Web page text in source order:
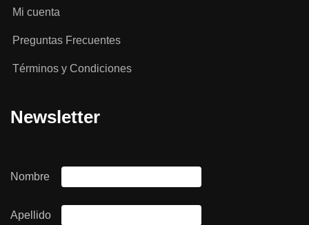
Mi cuenta
Preguntas Frecuentes
Términos y Condiciones
Newsletter
Nombre
Apellido